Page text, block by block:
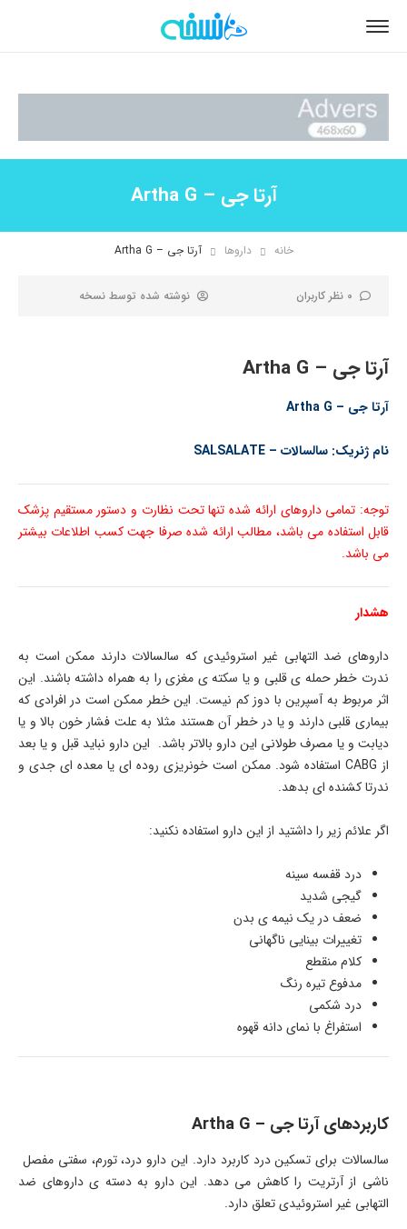
آرتا جی – Artha G
خانه داروها آرتا جی – Artha G
0 نظر کاربران نوشته شده توسط نسخه
آرتا جی – Artha G
آرتا جی – Artha G
نام ژنریک: سالسالات – SALSALATE
توجه: تمامی داروهای ارائه شده تنها تحت نظارت و دستور مستقیم پزشک
قابل استفاده می باشد، مطالب ارائه شده صرفا جهت کسب اطلاعات بیشتر
می باشد.
هشدار
داروهای ضد التهابی غیر استروئیدی که سالسالات دارند ممکن است به
ندرت خطر حمله ی قلبی و یا سکته ی مغزی را به همراه داشته باشند. این
اثر مربوط به آسپرین با دوز کم نیست. این خطر ممکن است در افرادی که
بیماری قلبی دارند و یا در خطر آن هستند مثلا به علت فشار خون بالا و یا
دیابت و یا مصرف طولانی این دارو بالاتر باشد. این دارو نباید قبل و یا بعد
از CABG استفاده شود. ممکن است خونریزی روده ای یا معده ای جدی و
ندرتا کشنده ای بدهد.
اگر علائم زیر را داشتید از این دارو استفاده نکنید:
درد قفسه سینه
گیجی شدید
ضعف در یک نیمه ی بدن
تغییرات بینایی ناگهانی
کلام منقطع
مدفوع تیره رنگ
درد شکمی
استفراغ با نمای دانه قهوه
کاربردهای آرتا جی – Artha G
سالسالات برای تسکین درد کاربرد دارد. این دارو درد، تورم، سفتی مفصل
ناشی از آرتریت را کاهش می دهد. این دارو به دسته ی داروهای ضد
التهابی غیر استروئیدی تعلق دارد.